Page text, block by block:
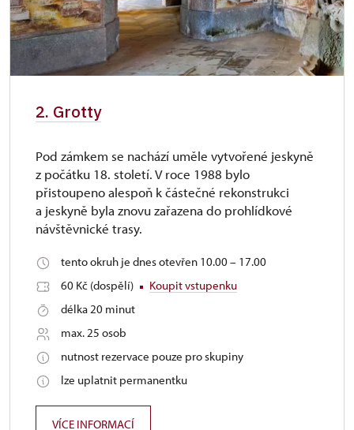
2. Grotty
Pod zámkem se nachází uměle vytvořené jeskyně
z počátku 18. století. V roce 1988 bylo
přistoupeno alespoň k částečné rekonstrukci
a jeskyně byla znovu zařazena do prohlídkové
návštěvnické trasy.
tento okruh je dnes otevřen 10.00 – 17.00
60 Kč (dospělí)
Koupit vstupenku
délka 20 minut
max. 25 osob
nutnost rezervace pouze pro skupiny
lze uplatnit permanentku
VÍCE INFORMACÍ